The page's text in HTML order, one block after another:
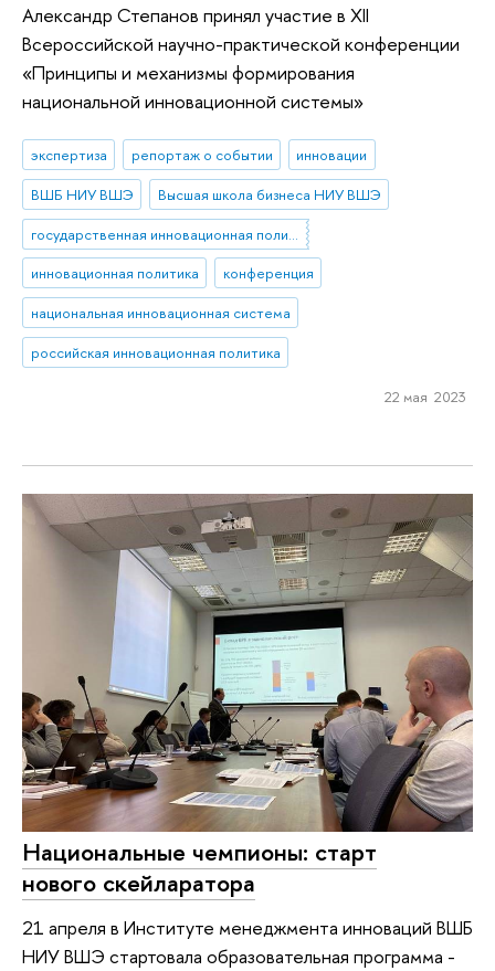
Александр Степанов принял участие в XII
Всероссийской научно-практической конференции
«Принципы и механизмы формирования
национальной инновационной системы»
экспертиза репортаж о событии
инновации
ВШБ НИУ ВШЭ
Высшая школа бизнеса НИУ ВШЭ
инновационная политика
конференция
национальная инновационная система
российская инновационная политика
22 мая 2023
Национальные чемпионы: старт
нового скейларатора
21 апреля в Институте менеджмента инноваций ВШБ
НИУ ВШЭ стартовала образовательная программа -